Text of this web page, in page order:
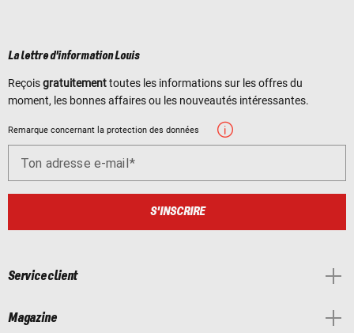
La lettre d'information Louis
Reçoisgratuitementtoutes les informations sur les offres du
moment, les bonnes affaires ou les nouveautés intéressantes.
Remarque concernant la protection des données
Ton adresse e-mail
S'INSCRIRE
Service client
Magazine